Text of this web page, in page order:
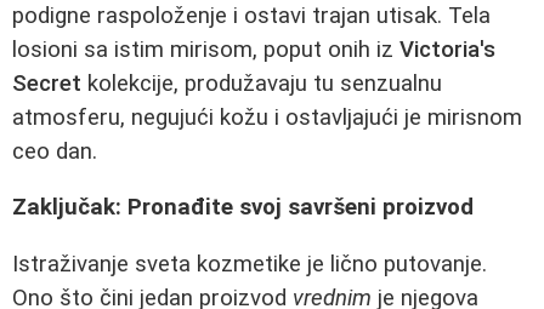
podigne raspoloženje i ostavi trajan utisak. Tela
losioni sa istim mirisom, poput onih iz Victoria's
Secret kolekcije, produžavaju tu senzualnu
atmosferu, negujući kožu i ostavljajući je mirisnom
ceo dan.
Zaključak: Pronađite svoj savršeni proizvod
Istraživanje sveta kozmetike je lično putovanje.
Ono što čini jedan proizvod vrednim je njegova